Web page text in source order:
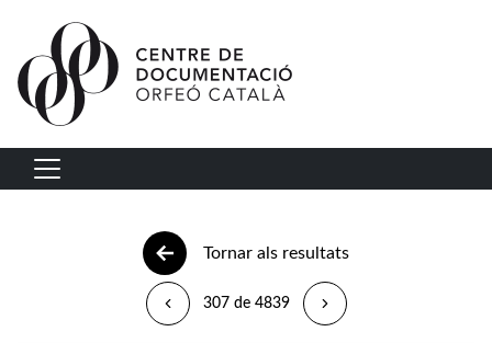
Vés al contingut
Navegació principal
Tornar als resultats
307 de 4839